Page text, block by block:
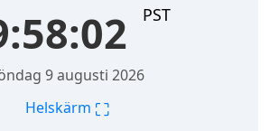
PST
9 augusti 2026
Helskärm ⛶